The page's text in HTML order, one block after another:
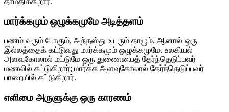
மார்க்கமும் ஒழுக்கமுமே அடித்தளம்
பணம் வரும் போகும், அந்தஸ்து உயரும் தாழும், ஆனால் ஒரு
இல்லத்தைக் கட்டுவது மார்க்கமும் ஒழுக்கமுமே. உலகியல்
அளவுகோலால் மட்டுமே ஒரு துணையைத் தேர்ந்தெடுப்பவர்
மணலில் கட்டுகிறார்; மார்க்க அளவுகோலால் தேர்ந்தெடுப்பவர்
பாறையில் கட்டுகிறார்.
எளிமை அருளுக்கு ஒரு காரணம்